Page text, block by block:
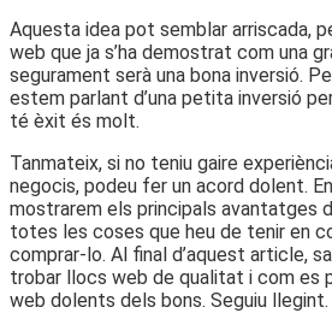
Aquesta idea pot semblar arriscada,
web que ja s’ha demostrat com una
segurament serà una bona inversió.
estem parlant d’una petita inversió
té èxit és molt.
Tanmateix, si no teniu gaire
negocis, podeu fer un acord dolent.
mostrarem els principals avantatges
totes les coses que heu de tenir en
comprar-lo. Al final d’aquest article,
trobar llocs web de qualitat i com es
web dolents dels bons. Seguiu llegint.